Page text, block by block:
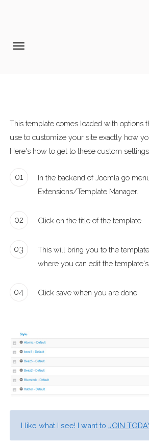
Features
Tutorials
Aanmelden diner 16-09-2017
This template comes loaded with options
use to customize your site exactly how
Here's how to get to these custom
01
In the backend of Joomla go
Extensions/Template Manager.
02 Click on the title of the template.
03
This will bring you to the
where you can edit the template's
04 Click save when you are done
I like what I see! I want to JOIN